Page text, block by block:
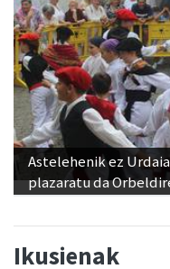
Astelehenik ez
plazaratu da
Ikusienak